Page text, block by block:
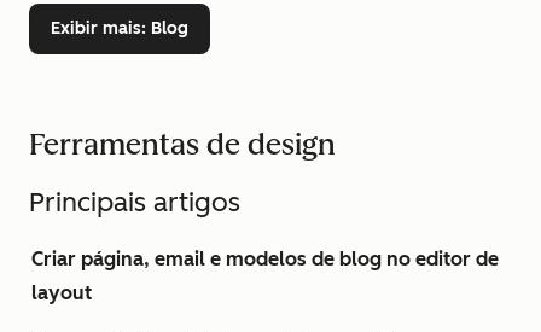
Exibir mais: Blog
Ferramentas de design
Principais artigos
Criar página, email e modelos de blog no editor de
layout